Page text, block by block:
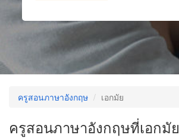
ครูสอนภาษาอังกฤษ เอกมัย
ครูสอนภาษาอังกฤษที่เอกมัย